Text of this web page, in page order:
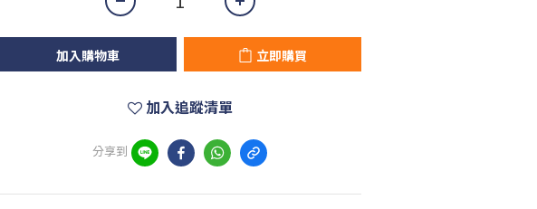
加入購物車 立即購買
加入追蹤清單
分享到